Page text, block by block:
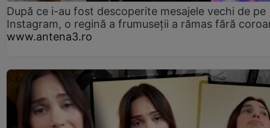
După ce i-au fost descoperite mesajele vechi de pe
Instagram, o regină a frumuseții a rămas fără
www.antena3.ro